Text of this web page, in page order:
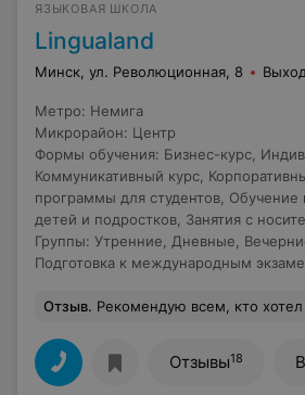
ЯЗЫКОВАЯ ШКОЛА
Lingualand
Минск, ул. Революционная, 8
Метро: Немига
Микрорайон: Центр
Формы обучения: Бизнес-курс
Коммуникативный курс
программы для студентов Обучение
детей и подростков Занятия с
Группы: Утренние Дневные
Подготовка к международным
Отзыв. Рекомендую всем, кто хотел бы с нуля "войти" в обучение языку! Проходила интенсив по немецкому языку в 2017 году. Несмотря на то, что собралось немного людей - группу не отменили, занятия начались в назначенное время, за что отдельное спасибо руководству!!
Отзывы18